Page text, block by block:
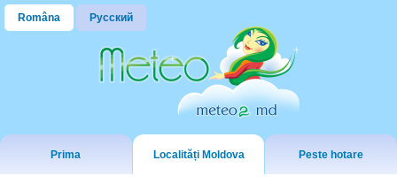
Româna Русский
Prima Localități Moldova Peste hotare